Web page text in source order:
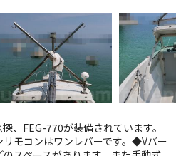
、FEG-770が装備されています。
モコンはワンレバーです。◆Vバー